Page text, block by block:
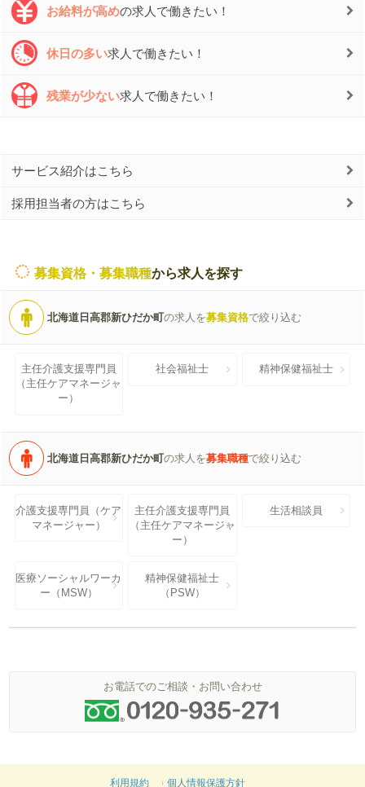
お給料が高めの求人で働きたい！
休日の多い求人で働きたい！
残業が少ない求人で働きたい！
サービス紹介はこちら
採用担当者の方はこちら
募集資格・募集職種から求人を探す
北海道日高郡新ひだか町の求人を募集資格で絞り込む
主任介護支援専門員
（主任ケアマネージャ
ー）
社会福祉士 精神保健福祉士
北海道日高郡新ひだか町の求人を募集職種で絞り込む
介護支援専門員（ケア
マネージャー）
主任介護支援専門員
（主任ケアマネージャ
ー）
生活相談員
医療ソーシャルワーカ
ー（MSW）
精神保健福祉士
（PSW）
お電話でのご相談・お問い合わせ
利用規約 個人情報保護方針